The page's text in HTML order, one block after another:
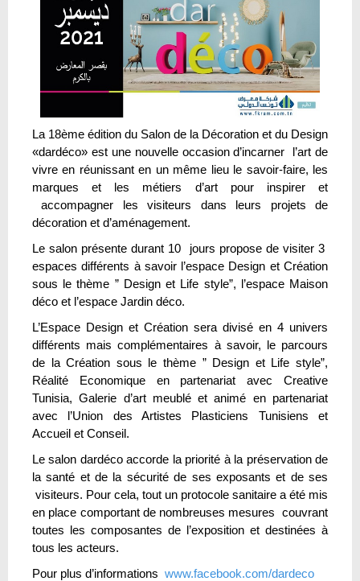
La 18ème édition du Salon de la Décoration et du Design
«dardéco» est une nouvelle occasion d’incarner l’art de
vivre en réunissant en un même lieu le savoir-faire, les
marques et les métiers d’art pour inspirer et
accompagner les visiteurs dans leurs projets de
décoration et d’aménagement.
Le salon présente durant 10 jours propose de visiter 3
espaces différents à savoir l’espace Design et Création
sous le thème ” Design et Life style”, l’espace Maison
déco et l’espace Jardin déco.
L’Espace Design et Création sera divisé en 4 univers
différents mais complémentaires à savoir, le parcours
de la Création sous le thème ” Design et Life style”,
Réalité Economique en partenariat avec Creative
Tunisia, Galerie d’art meublé et animé en partenariat
avec l’Union des Artistes Plasticiens Tunisiens et
Accueil et Conseil.
Le salon dardéco accorde la priorité à la préservation de
la santé et de la sécurité de ses exposants et de ses
visiteurs. Pour cela, tout un protocole sanitaire a été mis
en place comportant de nombreuses mesures couvrant
toutes les composantes de l’exposition et destinées à
tous les acteurs.
Pour plus d’informations www.facebook.com/dardeco